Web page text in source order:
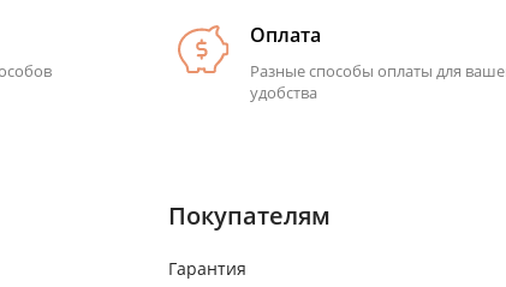
Оплата
Разные способы оплаты для
удобства
Покупателям
Гарантия